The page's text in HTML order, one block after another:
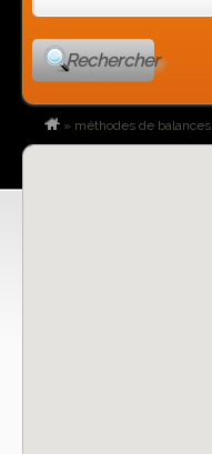
Rechercher
» méthodes de balances